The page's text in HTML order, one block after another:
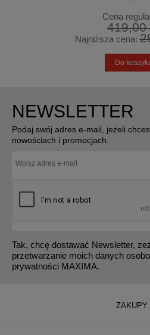
Cena
419,00
Najniższa cena:
Do
NEWSLETTER
Podaj swój adres e-mail, jeżeli
nowościach i promocjach.
Tak, chcę dostawać Newsletter,
przetwarzanie moich danych
prywatności MAXIMA.
ZAKUPY